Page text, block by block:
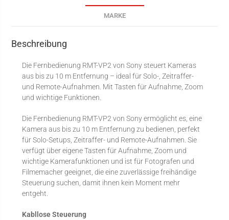
MARKE
Beschreibung
Die Fernbedienung RMT-VP2 von Sony steuert Kameras
aus bis zu 10 m Entfernung – ideal für Solo-, Zeitraffer-
und Remote-Aufnahmen. Mit Tasten für Aufnahme, Zoom
und wichtige Funktionen.
Die Fernbedienung RMT-VP2 von Sony ermöglicht es, eine
Kamera aus bis zu 10 m Entfernung zu bedienen, perfekt
für Solo-Setups, Zeitraffer- und Remote-Aufnahmen. Sie
verfügt über eigene Tasten für Aufnahme, Zoom und
wichtige Kamerafunktionen und ist für Fotografen und
Filmemacher geeignet, die eine zuverlässige freihändige
Steuerung suchen, damit ihnen kein Moment mehr
entgeht.
Kabllose Steuerung